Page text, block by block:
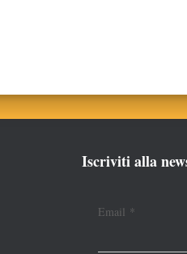
Iscriviti alla
Email *